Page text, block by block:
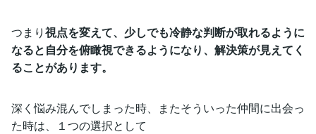
つまり視点を変えて、少しでも冷静な判断が取れるように
なると自分を俯瞰視できるようになり、解決策が見えてく
ることがあります。
深く悩み混んでしまった時、またそういった仲間に出会っ
た時は、１つの選択として